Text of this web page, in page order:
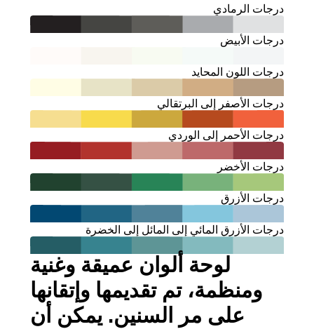
درجات الرمادي
درجات الأبيض
درجات اللون المحايد
درجات الأصفر إلى البرتقالي
درجات الأحمر إلى الوردي
درجات الأخضر
درجات الأزرق
درجات الأزرق المائي إلى المائل إلى الخضرة
لوحة ألوان عميقة وغنية
ومنظمة، تم تقديمها وإتقانها
على مر السنين. يمكن أن